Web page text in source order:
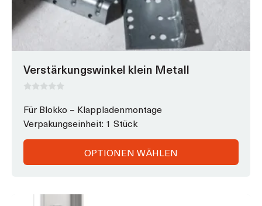
Verstärkungswinkel klein Metall
v
o
n
5
Für Blokko – Klappladenmontage
Verpakungseinheit: 1 Stück
OPTIONEN WÄHLEN